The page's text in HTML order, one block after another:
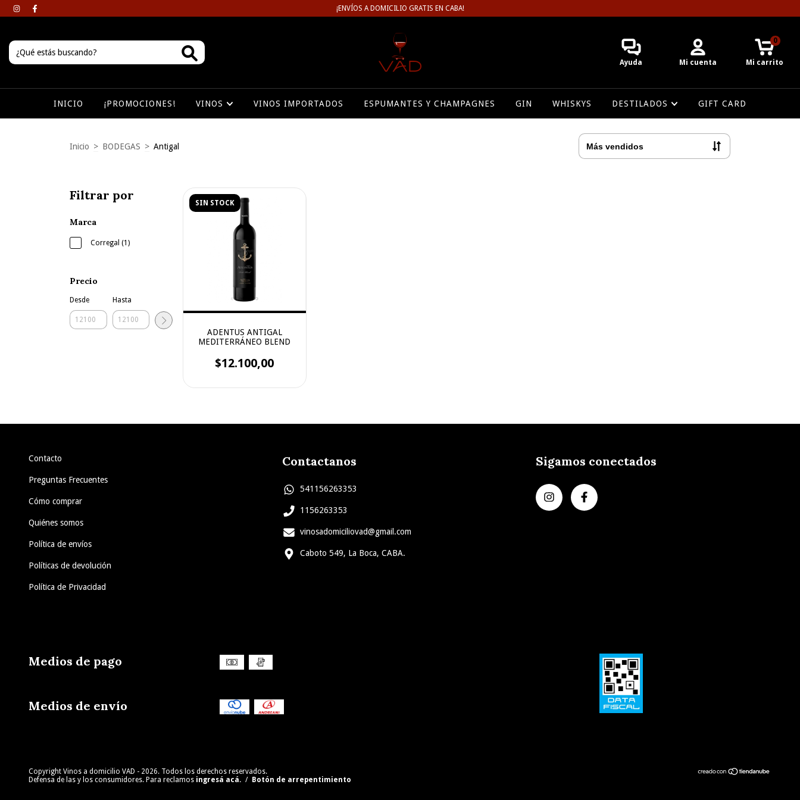
¡ENVÍOS A DOMICILIO GRATIS EN CABA!
Ayuda Mi cuenta Mi carrito
0
INICIO ¡PROMOCIONES! VINOS VINOS IMPORTADOS ESPUMANTES Y CHAMPAGNES GIN WHISKYS DESTILADOS GIFT CARD
Inicio > BODEGAS > Antigal
Filtrar por
Marca
Corregal (1)
Precio
Desde Hasta
SIN STOCK
ADENTUS ANTIGAL
MEDITERRÁNEO BLEND
$12.100,00
Contacto
Preguntas Frecuentes
Cómo comprar
Quiénes somos
Política de envíos
Políticas de devolución
Política de Privacidad
Contactanos
541156263353
1156263353
vinosadomiciliovad@gmail.com
Caboto 549, La Boca, CABA.
Sigamos conectados
Medios de pago
Medios de envío
Copyright Vinos a domicilio VAD - 2026. Todos los derechos reservados.
Defensa de las y los consumidores. Para reclamos ingresá acá. / Botón de arrepentimiento